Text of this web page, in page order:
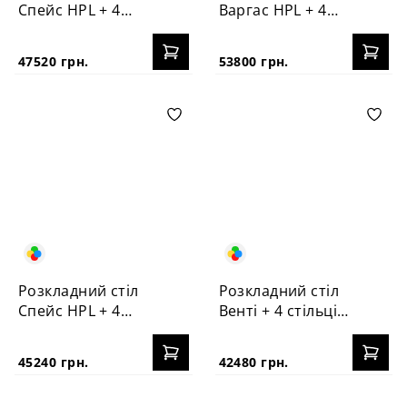
Спейс HPL + 4
47520 грн.
Варгас HPL + 4
53800 грн.
Розкладний стіл
Спейс HPL + 4
45240 грн.
Розкладний стіл
Венті + 4 стільці
42480 грн.